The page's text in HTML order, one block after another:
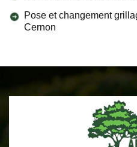
Pose et changement
Cernon